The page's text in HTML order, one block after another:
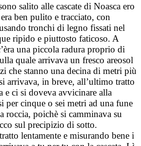
salito alle cascate di Noasca ero
ben pulito e tracciato, con
tronchi di legno fissati nel
ripido e piuttosto faticoso. A
una piccola radura proprio di
quale arrivava un fresco areosol
che stanno una decina di metri più
arrivava, in breve, all’ultimo tratto
ci si doveva avvicinare alla
per cinque o sei metri ad una fune
roccia, poichè si camminava su
sul precipizio di sotto.
lentamente e misurando bene i